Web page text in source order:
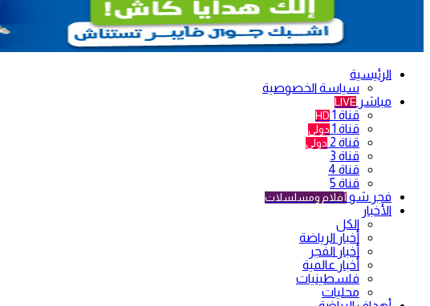
الرئيسية
سياسة الخصوصية
مباشر LIVE
قناة 1 HD
قناة 1 دولي
قناة 2 دولي
قناة 3
قناة 4
قناة 5
فجر شو أفلام ومسلسلات
الأخبار
الكل
أخبار الرياضة
أخبار الفجر
أخبار عالمية
فلسطينيات
محليات